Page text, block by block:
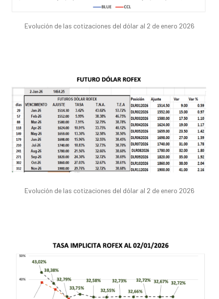
Evolución de las cotizaciones del dólar al 2 de enero 2026
Evolución de las cotizaciones del dólar al 2 de enero 2026